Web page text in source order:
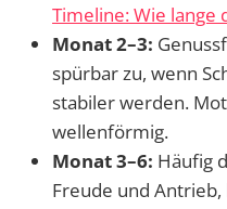
Timeline: Wie lange
Monat 2–3:
spürbar zu, wenn
stabiler werden.
wellenförmig.
Monat 3–6: Häufig
Freude und